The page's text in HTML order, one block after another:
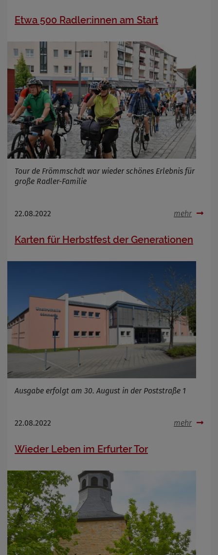
Etwa 500 Radler:innen am Start
Tour de Frömmschdt war wieder schönes Erlebnis für
große Radler-Familie
22.08.2022 mehr
Karten für Herbstfest der Generationen
Ausgabe erfolgt am 30. August in der Poststraße 1
22.08.2022 mehr
Wieder Leben im Erfurter Tor